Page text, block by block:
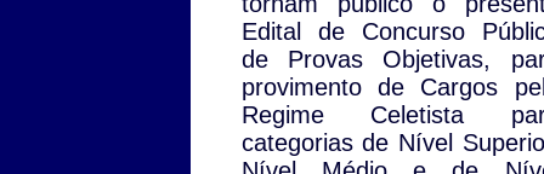
Edital de Concurso
de Provas Objetivas,
provimento de Cargos
Regime Celetista
categorias de Nível